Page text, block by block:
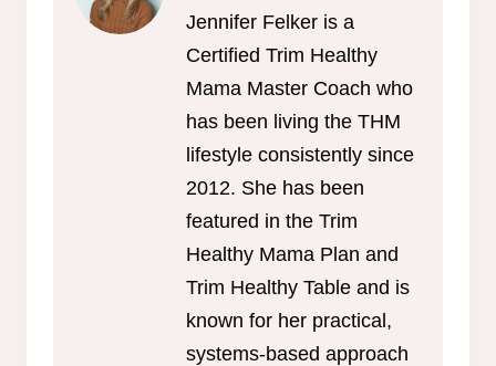
Jennifer Felker is a
Certified Trim Healthy
Mama Master Coach who
has been living the THM
lifestyle consistently since
2012. She has been
featured in the Trim
Healthy Mama Plan and
Trim Healthy Table and is
known for her practical,
systems-based approach